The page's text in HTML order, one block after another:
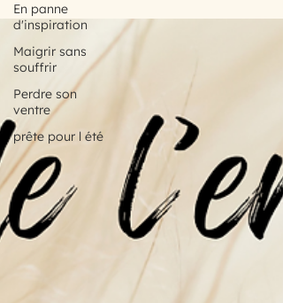
En panne
d'inspiration
Maigrir sans
souffrir
Perdre son
ventre
prête pour l été